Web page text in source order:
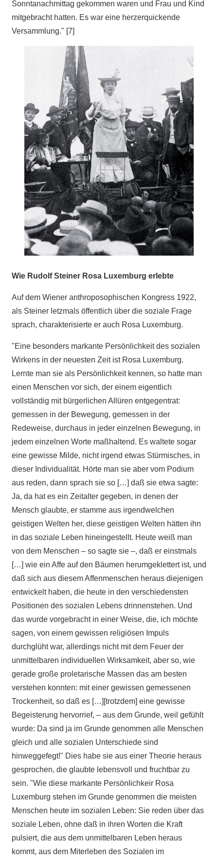
Sonntanachmittag gekommen waren und Frau und Kind
mitgebracht hatten. Es war eine herzerquickende
Versammlung." [7]
Wie Rudolf Steiner Rosa Luxemburg erlebte
Auf dem Wiener anthroposophischen Kongress 1922,
als Steiner letzmals öffentlich über die soziale Frage
sprach, charakterisierte er auch Rosa Luxemburg.
"Eine besonders markante Persönlichkeit des sozialen
Wirkens in der neuesten Zeit ist Rosa Luxemburg.
Lernte man sie als Persönlichkeit kennen, so hatte man
einen Menschen vor sich, der einem eigentlich
vollständig mit bürgerlichen Allüren entgegentrat:
gemessen in der Bewegung, gemessen in der
Redeweise, durchaus in jeder einzelnen Bewegung, in
jedem einzelnen Worte maßhaltend. Es waltete sogar
eine gewisse Milde, nicht irgend etwas Stürmisches, in
dieser Individualität. Hörte man sie aber vom Podium
aus reden, dann sprach sie so […] daß sie etwa sagte:
Ja, da hat es ein Zeitalter gegeben, in denen der
Mensch glaubte, er stamme aus irgendwelchen
geistigen Welten her, diese geistigen Welten hätten ihn
in das soziale Leben hineingestellt. Heute weiß man
von dem Menschen – so sagte sie –, daß er einstmals
[…] wie ein Affe auf den Bäumen herumgeklettert ist, und
daß sich aus diesem Affenmenschen heraus diejenigen
entwickelt haben, die heute in den verschiedensten
Positionen des sozialen Lebens drinnenstehen. Und
das wurde vorgebracht in einer Weise, die, ich möchte
sagen, von einem gewissen religiösen Impuls
durchglüht war, allerdings nicht mit dem Feuer der
unmittelbaren individuellen Wirksamkeit, aber so, wie
gerade große proletarische Massen das am besten
verstehen konnten: mit einer gewissen gemessenen
Trockenheit, so daß es […][trotzdem] eine gewisse
Begeisterung hervorrief, – aus dem Grunde, weil gefühlt
wurde: Da sind ja im Grunde genommen alle Menschen
gleich und alle sozialen Unterschiede sind
hinweggefegt!" Dies habe sie aus einer Theorie heraus
gesprochen, die glaubte lebensvoll und fruchtbar zu
sein. "Wie diese markante Persönlichkeir Rosa
Luxemburg stehen im Grunde genommen die meisten
Menschen heute im sozialen Leben: Sie reden über das
soziale Leben, ohne daß in ihren Worten die Kraft
pulsiert, die aus dem unmittelbaren Leben heraus
kommt, aus dem Miterleben des Sozialen im